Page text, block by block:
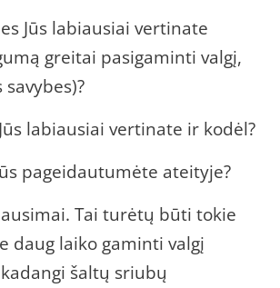
Jūs labiausiai vertinate
greitai pasigaminti valgį,
labiausiai vertinate ir kodėl?
pageidautumėte ateityje?
Tai turėtų būti tokie
daug laiko gaminti valgį
šaltų sriubų